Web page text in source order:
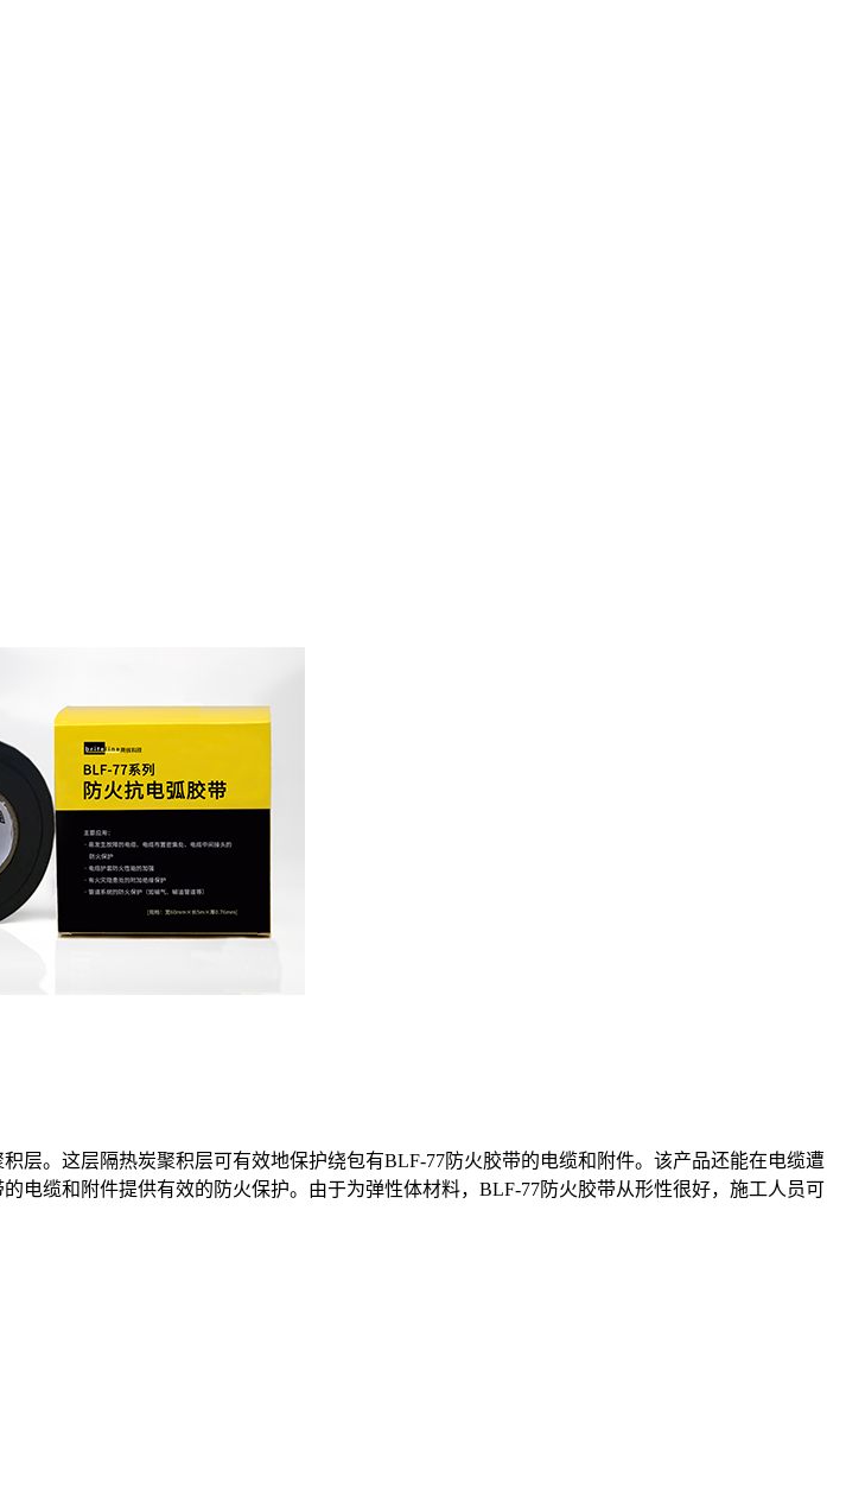
层。这层隔热炭聚积层可有效地保护绕包有BLF-77防火胶带的电缆和附件。该产品还能在电缆遭
电缆和附件提供有效的防火保护。由于为弹性体材料，BLF-77防火胶带从形性很好，施工人员可